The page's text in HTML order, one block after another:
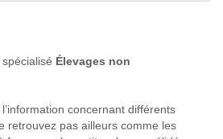
Élevages non
concernant différents
retrouvez pas ailleurs comme les